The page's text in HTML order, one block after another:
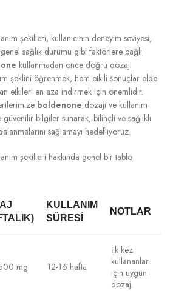
şekilleri, kullanıcının deneyim seviyesi,
sağlık durumu gibi faktörlere bağlı
kullanmadan önce doğru dozajı
şeklini öğrenmek, hem etkili sonuçlar elde
etkileri en aza indirmek için önemlidir.
boldenone dozajı ve kullanım
bilgiler sunarak, bilinçli ve sağlıklı
sağlamayı hedefliyoruz.
şekilleri hakkında genel bir tablo
KULLANIM
SÜRESI
NOTLAR
mg 12-16 hafta
İlk kez
kullananlar
için uygun
dozaj.